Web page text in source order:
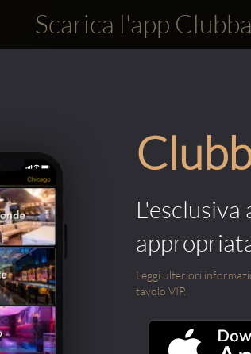
Scarica l'app
Leggi ulteriori
tavolo VIP.